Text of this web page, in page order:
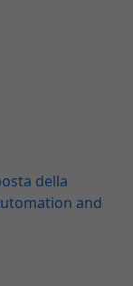
della
and